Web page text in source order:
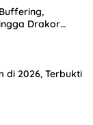
Drakor
di 2026, Terbukti